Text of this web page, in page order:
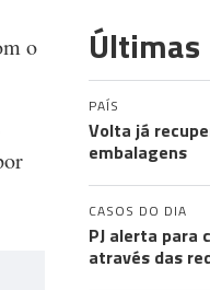
o
Últimas
PAÍS
Volta já
embalagens
CASOS DO DIA
PJ alerta para
através das